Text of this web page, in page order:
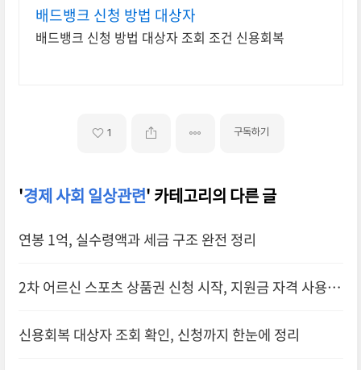
배드뱅크 신청 방법 대상자
배드뱅크 신청 방법 대상자 조회 조건 신용회복
1 구독하기
'경제 사회 일상관련' 카테고리의 다른 글
연봉 1억, 실수령액과 세금 구조 완전 정리
2차 어르신 스포츠 상품권 신청 시작, 지원금 자격 사용처
신용회복 대상자 조회 확인, 신청까지 한눈에 정리